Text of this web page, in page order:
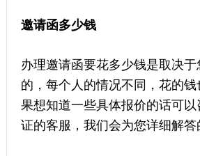
邀请函多少钱
办理邀请函要花多少钱是取决
的，每个人的情况不同，花的
果想知道一些具体报价的话可
证的客服，我们会为您详细解答